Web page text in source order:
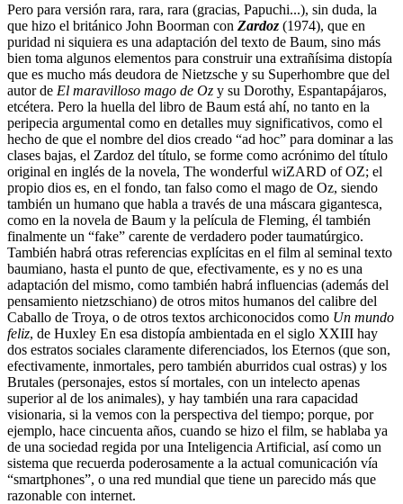
Pero para versión rara, rara, rara (gracias, Papuchi...), sin duda, la
que hizo el británico John Boorman con Zardoz (1974), que en
puridad ni siquiera es una adaptación del texto de Baum, sino más
bien toma algunos elementos para construir una extrañísima distopía
que es mucho más deudora de Nietzsche y su Superhombre que del
autor de El maravilloso mago de Oz y su Dorothy, Espantapájaros,
etcétera. Pero la huella del libro de Baum está ahí, no tanto en la
peripecia argumental como en detalles muy significativos, como el
hecho de que el nombre del dios creado “ad hoc” para dominar a las
clases bajas, el Zardoz del título, se forme como acrónimo del título
original en inglés de la novela, The wonderful wiZARD of OZ; el
propio dios es, en el fondo, tan falso como el mago de Oz, siendo
también un humano que habla a través de una máscara gigantesca,
como en la novela de Baum y la película de Fleming, él también
finalmente un “fake” carente de verdadero poder taumatúrgico.
También habrá otras referencias explícitas en el film al seminal texto
baumiano, hasta el punto de que, efectivamente, es y no es una
adaptación del mismo, como también habrá influencias (además del
pensamiento nietzschiano) de otros mitos humanos del calibre del
Caballo de Troya, o de otros textos archiconocidos como Un mundo
feliz, de Huxley En esa distopía ambientada en el siglo XXIII hay
dos estratos sociales claramente diferenciados, los Eternos (que son,
efectivamente, inmortales, pero también aburridos cual ostras) y los
Brutales (personajes, estos sí mortales, con un intelecto apenas
superior al de los animales), y hay también una rara capacidad
visionaria, si la vemos con la perspectiva del tiempo; porque, por
ejemplo, hace cincuenta años, cuando se hizo el film, se hablaba ya
de una sociedad regida por una Inteligencia Artificial, así como un
sistema que recuerda poderosamente a la actual comunicación vía
“smartphones”, o una red mundial que tiene un parecido más que
razonable con internet.